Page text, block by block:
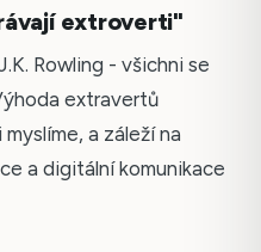
extroverti"
Rowling - všichni se
extravertů
a záleží na
a digitální komunikace